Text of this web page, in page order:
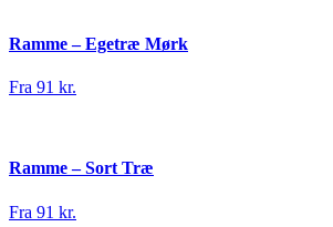
Ramme – Egetræ Mørk
Fra 91 kr.
Ramme – Sort Træ
Fra 91 kr.